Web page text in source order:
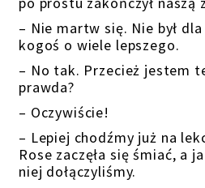
– Nie martw się. Nie był
kogoś o wiele lepszego.
– No tak. Przecież jestem
prawda?
– Oczywiście!
– Lepiej chodźmy już na
Rose zaczęła się śmiać, a
niej dołączyliśmy.